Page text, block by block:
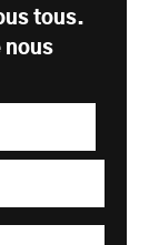
tous.
nous